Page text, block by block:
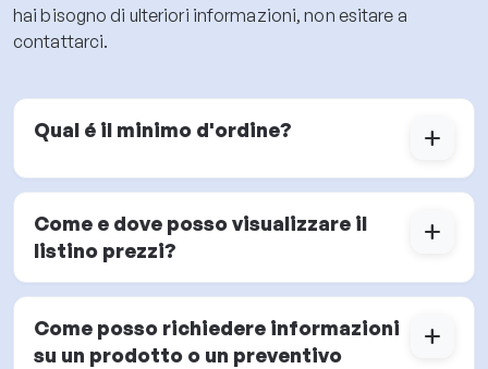
hai bisogno di ulteriori informazioni, non esitare a
contattarci.
Qual é il minimo d'ordine? add
Come e dove posso visualizzare il
listino prezzi?
add
Come posso richiedere informazioni
su un prodotto o un preventivo
add